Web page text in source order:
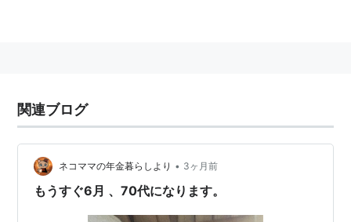
関連ブログ
ネコママの年金暮らしより • 3ヶ月前
もうすぐ6月 、70代になります。